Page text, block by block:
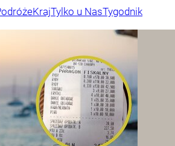
KrajTylko u NasTygodnik